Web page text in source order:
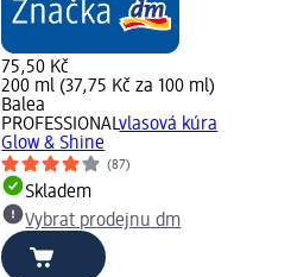
75,50 Kč
200 ml (37,75 Kč za 100 ml)
Balea
PROFESSIONALvlasová kúra
Glow & Shine
(87)
Skladem
Vybrat prodejnu dm